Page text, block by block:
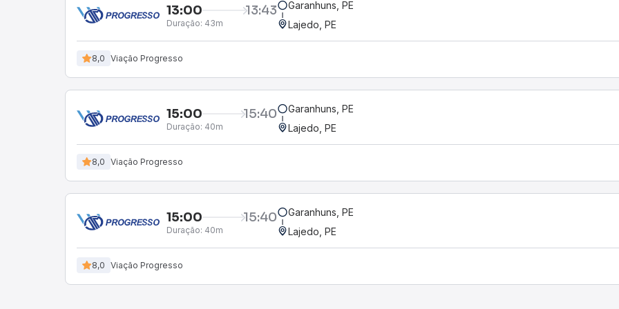
13:00 13:43
Duração: 43m
Garanhuns, PE
Lajedo, PE
8,0 Viação Progresso
15:00 15:40
Duração: 40m
Garanhuns, PE
Lajedo, PE
8,0 Viação Progresso
15:00 15:40
Duração: 40m
Garanhuns, PE
Lajedo, PE
8,0 Viação Progresso